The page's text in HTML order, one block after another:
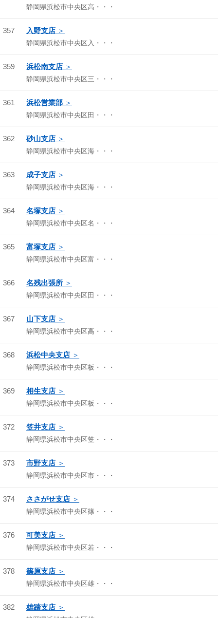
静岡県浜松市中央区高・・・
357 入野支店
静岡県浜松市中央区入・・・
359 浜松南支店
静岡県浜松市中央区三・・・
361 浜松営業部
静岡県浜松市中央区田・・・
362 砂山支店
静岡県浜松市中央区海・・・
363 成子支店
静岡県浜松市中央区海・・・
364 名塚支店
静岡県浜松市中央区名・・・
365 富塚支店
静岡県浜松市中央区富・・・
366 名残出張所
静岡県浜松市中央区田・・・
367 山下支店
静岡県浜松市中央区高・・・
368 浜松中央支店
静岡県浜松市中央区板・・・
369 相生支店
静岡県浜松市中央区板・・・
372 笠井支店
静岡県浜松市中央区笠・・・
373 市野支店
静岡県浜松市中央区市・・・
374 ささがせ支店
静岡県浜松市中央区篠・・・
376 可美支店
静岡県浜松市中央区若・・・
378 篠原支店
静岡県浜松市中央区雄・・・
382 雄踏支店